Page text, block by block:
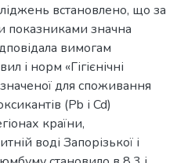
встановлено, що за
показниками значна
вимогам
і норм «Гігієнічні
для споживання
(Pb і Cd)
країни,
воді Запорізької і